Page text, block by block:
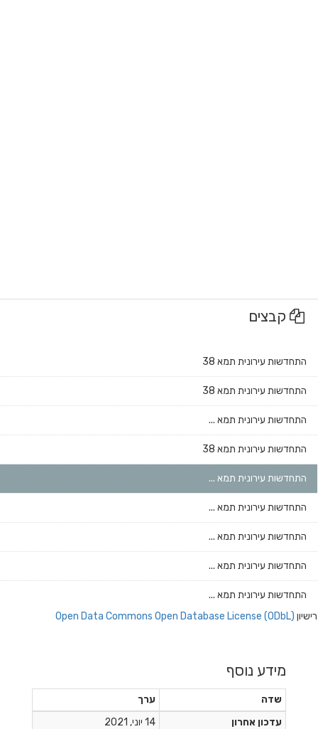
קבצים
התחדשות עירונית תמא 38
התחדשות עירונית תמא 38
התחדשות עירונית תמא ...
התחדשות עירונית תמא 38
התחדשות עירונית תמא ...
התחדשות עירונית תמא ...
התחדשות עירונית תמא ...
התחדשות עירונית תמא ...
התחדשות עירונית תמא ...
רישיון Open Data Commons Open Database License (ODbL)
מידע נוסף
שדה
ערך
עדכון אחרון
14 יוני, 2021